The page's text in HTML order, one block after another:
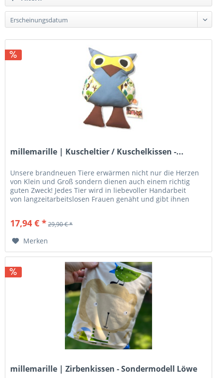
millemarille | Kuscheltier / Kuschelkissen -...
Unsere brandneuen Tiere erwärmen nicht nur die Herzen
von Klein und Groß sondern dienen auch einem richtig
guten Zweck! Jedes Tier wird in liebevoller Handarbeit
von langzeitarbeitslosen Frauen genäht und gibt ihnen
17,94 € *29,90 € *
Merken
millemarille | Zirbenkissen - Sondermodell Löwe